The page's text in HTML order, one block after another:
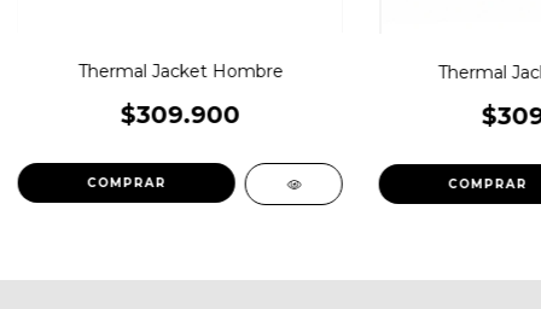
Thermal Jacket Hombre
$309.900
COMPRAR
Thermal
COMPRAR